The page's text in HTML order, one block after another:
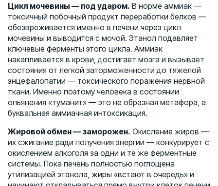
Цикл мочевины — под ударом. В норме аммиак —
токсичный побочный продукт переработки белков —
обезвреживается именно в печени через цикл
мочевины и выводится с мочой. Этанол подавляет
ключевые ферменты этого цикла. Аммиак
накапливается в крови, достигает мозга и вызывает
состояния от легкой заторможенности до тяжелой
энцефалопатии — токсического поражения нервной
ткани. Именно поэтому человека в состоянии
опьянения «туманит» — это не образная метафора, а
буквальная аммиачная интоксикация.
Жировой обмен — заморожен. Окисление жиров —
их сжигание ради получения энергии — конкурирует с
окислением алкоголя за одни и те же ферментные
системы. Пока печень полностью поглощена
утилизацией этанола, жиры «встают в очередь» и